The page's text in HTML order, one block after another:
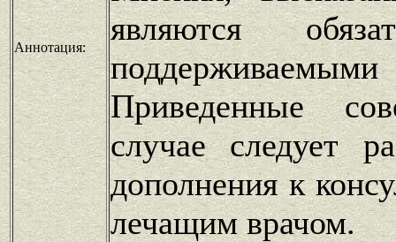
Аннотация:
являются
Приведенные
случае следует
дополнения к
лечащим врачом.